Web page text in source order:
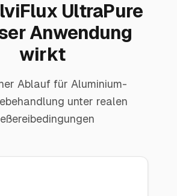
UltraPure
Anwendung
wirkt
Ablauf für Aluminium-
unter realen